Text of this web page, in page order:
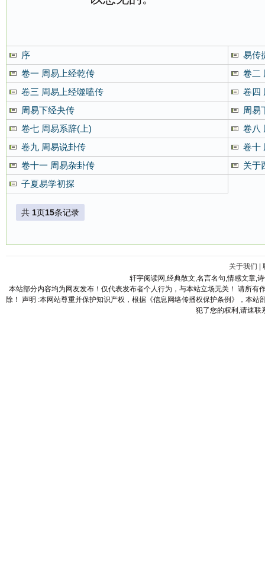
序
易传
卷一 周易上经乾传
卷二
卷三 周易上经噬嗑传
卷四
周易下经夬传
周易
卷七 周易系辞(上)
卷八
卷九 周易说卦传
卷十
卷十一 周易杂卦传
关于
子夏易学初探
共 1页15条记录
关于我们
轩宇阅读网,经典散文,名言名句,情感文章,
本站部分内容均为网友发布！仅代表发布者个人行为，与本站立场无关！ 请所
除！ 声明 :本网站尊重并保护知识产权，根据《信息网络传播权保护条例》，本
犯了您的权利,请速联